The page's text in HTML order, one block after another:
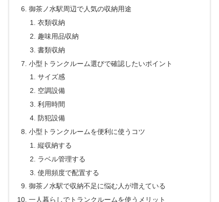
御茶ノ水駅周辺で人気の収納用途
衣類収納
趣味用品収納
書類収納
小型トランクルーム選びで確認したいポイント
サイズ感
空調設備
利用時間
防犯設備
小型トランクルームを便利に使うコツ
縦収納する
ラベル管理する
使用頻度で配置する
御茶ノ水駅で収納不足に悩む人が増えている
一人暮らしでトランクルームを使うメリット